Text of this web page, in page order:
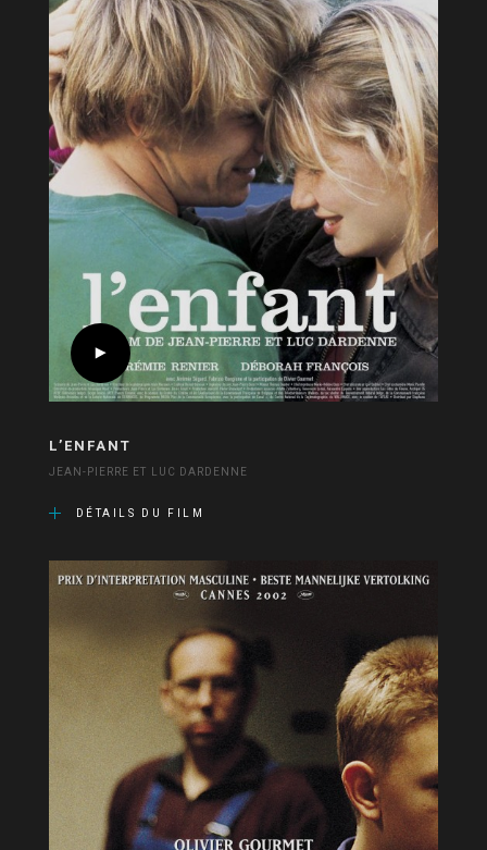
L’ENFANT
JEAN-PIERRE ET LUC DARDENNE
DÉTAILS DU FILM